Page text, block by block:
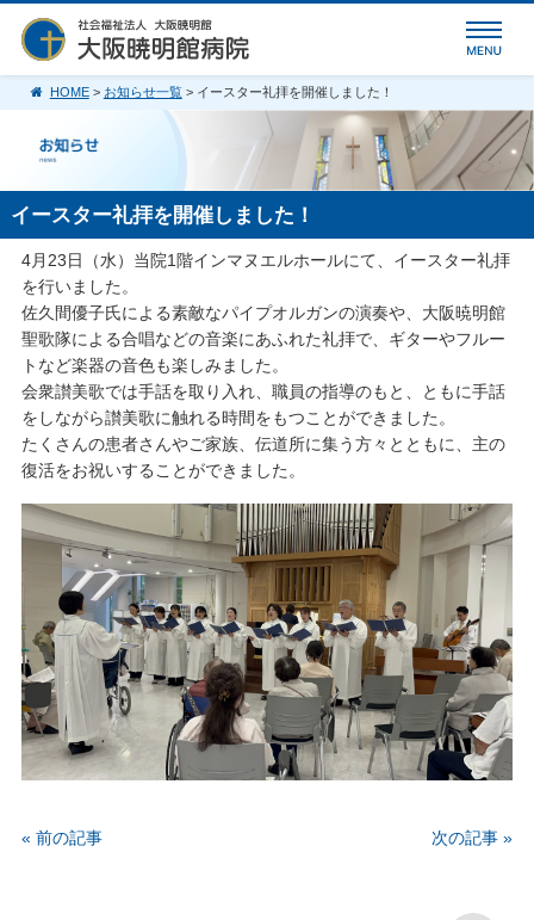
HOME> お知らせ一覧> イースター礼拝を開催しました！
イースター礼拝を開催しました！
4月23日（水）当院1階インマヌエルホールにて、イースター礼拝
を行いました。
佐久間優子氏による素敵なパイプオルガンの演奏や、大阪暁明館
聖歌隊による合唱などの音楽にあふれた礼拝で、ギターやフルー
トなど楽器の音色も楽しみました。
会衆讃美歌では手話を取り入れ、職員の指導のもと、ともに手話
をしながら讃美歌に触れる時間をもつことができました。
たくさんの患者さんやご家族、伝道所に集う方々とともに、主の
復活をお祝いすることができました。
« 前の記事 次の記事 »